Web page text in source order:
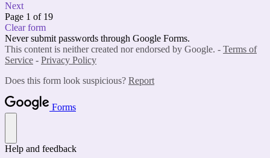
Next
Page 1 of 19
Clear form
Never submit passwords through Google Forms.
This content is neither created nor endorsed by Google. - Terms of
Service - Privacy Policy
Does this form look suspicious? Report
Forms
Help and feedback